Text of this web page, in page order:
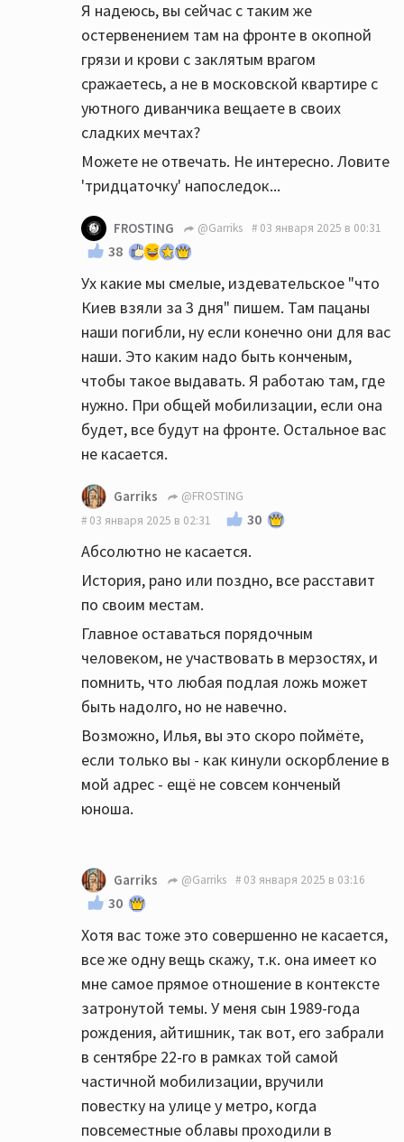
Я надеюсь, вы сейчас с таким же
остервенением там на фронте в окопной
грязи и крови с заклятым врагом
сражаетесь, а не в московской квартире с
уютного диванчика вещаете в своих
сладких мечтах?
Можете не отвечать. Не интересно. Ловите
'тридцаточку' напоследок...
FROSTING @Garriks 03 января 2025 в 00:31
38
Ух какие мы смелые, издевательское "что
Киев взяли за 3 дня" пишем. Там пацаны
наши погибли, ну если конечно они для вас
наши. Это каким надо быть конченым,
чтобы такое выдавать. Я работаю там, где
нужно. При общей мобилизации, если она
будет, все будут на фронте. Остальное вас
не касается.
Garriks
@FROSTING
03 января 2025 в 02:31
30
Абсолютно не касается.
История, рано или поздно, все расставит
по своим местам.
Главное оставаться порядочным
человеком, не участвовать в мерзостях, и
помнить, что любая подлая ложь может
быть надолго, но не навечно.
Возможно, Илья, вы это скоро поймёте,
если только вы - как кинули оскорбление в
мой адрес - ещё не совсем конченый
юноша.
Garriks @Garriks 03 января 2025 в 03:16
30
Хотя вас тоже это совершенно не касается,
все же одну вещь скажу, т.к. она имеет ко
мне самое прямое отношение в контексте
затронутой темы. У меня сын 1989-года
рождения, айтишник, так вот, его забрали
в сентябре 22-го в рамках той самой
частичной мобилизации, вручили
повестку на улице у метро, когда
повсеместные облавы проходили в